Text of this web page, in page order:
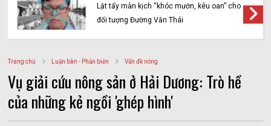
Lật tẩy màn kịch “khóc mướn, kêu oan” cho
đối tượng Đường Văn Thái
Trang chủ Luận bàn - Phản biện Vấn đề nóng
Vụ giải cứu nông sản ở Hải Dương: Trò hề
của những kẻ ngồi 'ghép hình'